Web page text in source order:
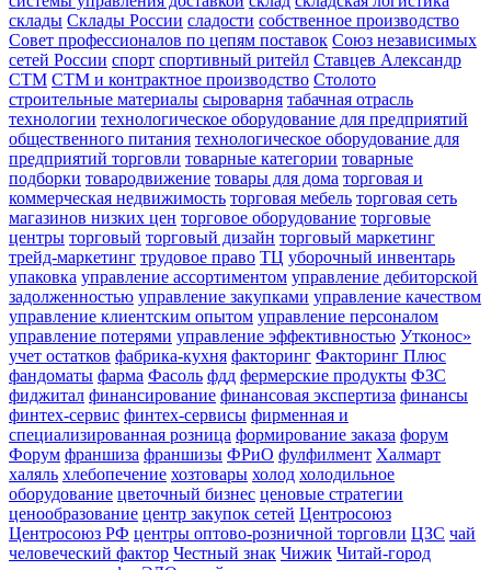
склады Склады России сладости собственное производство
Совет профессионалов по цепям поставок Союз независимых
сетей России спорт спортивный ритейл Ставцев Александр
СТМ СТМ и контрактное производство Столото
строительные материалы сыроварня табачная отрасль
технологии технологическое оборудование для предприятий
общественного питания технологическое оборудование для
предприятий торговли товарные категории товарные
подборки товародвижение товары для дома торговая и
коммерческая недвижимость торговая мебель торговая сеть
магазинов низких цен торговое оборудование торговые
центры торговый торговый дизайн торговый маркетинг
трейд-маркетинг трудовое право ТЦ уборочный инвентарь
упаковка управление ассортиментом управление дебиторской
задолженностью управление закупками управление качеством
управление клиентским опытом управление персоналом
управление потерями управление эффективностью Утконос»
учет остатков фабрика-кухня факторинг Факторинг Плюс
фандоматы фарма Фасоль фдд фермерские продукты ФЗС
фиджитал финансирование финансовая экспертиза финансы
финтех-сервис финтех-сервисы фирменная и
специализированная розница формирование заказа форум
Форум франшиза франшизы ФРиО фулфилмент Халмарт
халяль хлебопечение хозтовары холод холодильное
оборудование цветочный бизнес ценовые стратегии
ценообразование центр закупок сетей Центросоюз
Центросоюз РФ центры оптово-розничной торговли ЦЗС чай
человеческий фактор Честный знак Чижик Читай-город